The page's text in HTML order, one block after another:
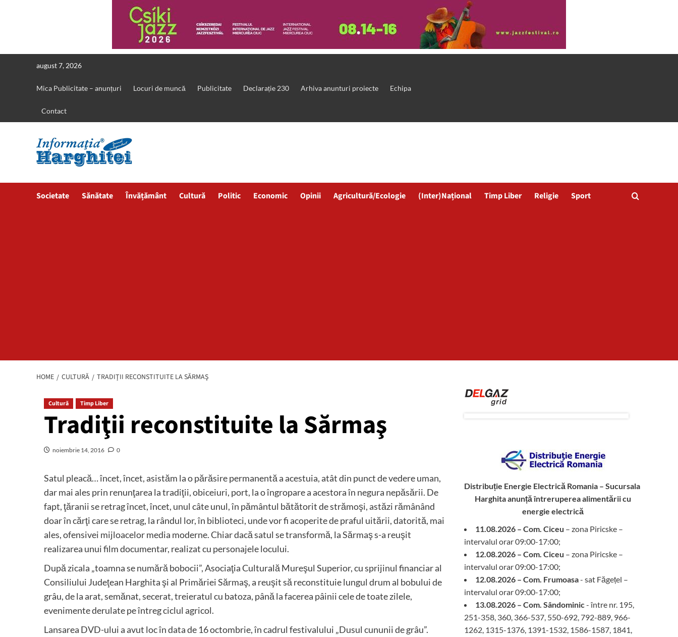
august 7, 2026
Mica Publicitate – anunțuri Locuri de muncă Publicitate Declarație 230 Arhiva anunturi proiecte Echipa
Contact
Societate Sănătate Învățământ Cultură Politic Economic Opinii Agricultură/Ecologie (Inter)Național Timp Liber Religie Sport
HOME CULTURĂ TRADIŢII RECONSTITUITE LA SĂRMAŞ
Cultură Timp Liber
Tradiţii reconstituite la Sărmaş
noiembrie 14, 2016 0
Satul pleacă… încet, încet, asistăm la o părăsire permanentă a acestuia, atât din punct de vedere uman,
dar mai ales prin renunţarea la tradiţii, obiceiuri, port, la o îngropare a acestora în negura nepăsării. De
fapt, ţăranii se retrag încet, încet, unul câte unul, în pământul bătătorit de strămoşi, astăzi rămânând
doar în cărţi care se retrag, la rândul lor, în biblioteci, unde vor fi acoperite de praful uitării, datorită, mai
ales, ofensivei mijloacelor media moderne. Chiar dacă satul se transformă, la Sărmaş s-a reuşit
realizarea unui film documentar, realizat cu personajele locului.
După zicala „toamna se numără bobocii”, Asociaţia Culturală Mureşul Superior, cu sprijinul financiar al
Consiliului Judeţean Harghita şi al Primăriei Sărmaş, a reuşit să reconstituie lungul drum al bobului de
grâu, de la arat, semănat, secerat, treieratul cu batoza, până la facerea pâinii cele de toate zilele,
evenimente derulate pe întreg ciclul agricol.
Lansarea DVD-ului a avut loc în data de 16 octombrie, în cadrul festivalului „Dusul cununii de grâu”.
Distribuție Energie Electrică Romania – Sucursala
Harghitaanunță întreruperea alimentării cu
energie electrică
11.08.2026 – Com. Ciceu – zona Piricske –
intervalul orar 09:00-17:00;
12.08.2026 – Com. Ciceu – zona Piricske –
intervalul orar 09:00-17:00;
12.08.2026 – Com. Frumoasa- sat Făgețel –
intervalul orar 09:00-17:00;
13.08.2026 – Com. Sândominic- între nr. 195,
251-358, 360, 366-537, 550-692, 792-889, 966-
1262, 1315-1376, 1391-1532, 1586-1587, 1841,